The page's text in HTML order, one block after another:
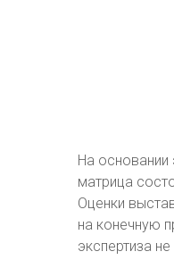
На основании
матрица
Оценки
на конечную
экспертиза